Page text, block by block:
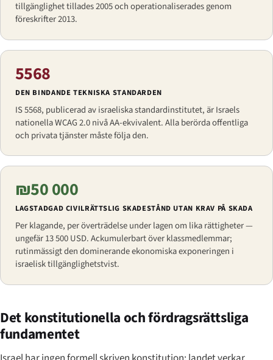
tillgänglighet tillades 2005 och operationaliserades genom
föreskrifter 2013.
5568
DEN BINDANDE TEKNISKA STANDARDEN
IS 5568, publicerad av israeliska standardinstitutet, är Israels
nationella WCAG 2.0 nivå AA-ekvivalent. Alla berörda offentliga
och privata tjänster måste följa den.
₪50 000
LAGSTADGAD CIVILRÄTTSLIG SKADESTÅND UTAN KRAV PÅ SKADA
Per klagande, per överträdelse under lagen om lika rättigheter —
ungefär 13 500 USD. Ackumulerbart över klassmedlemmar;
rutinmässigt den dominerande ekonomiska exponeringen i
israelisk tillgänglighetstvist.
Det konstitutionella och fördragsrättsliga
fundamentet